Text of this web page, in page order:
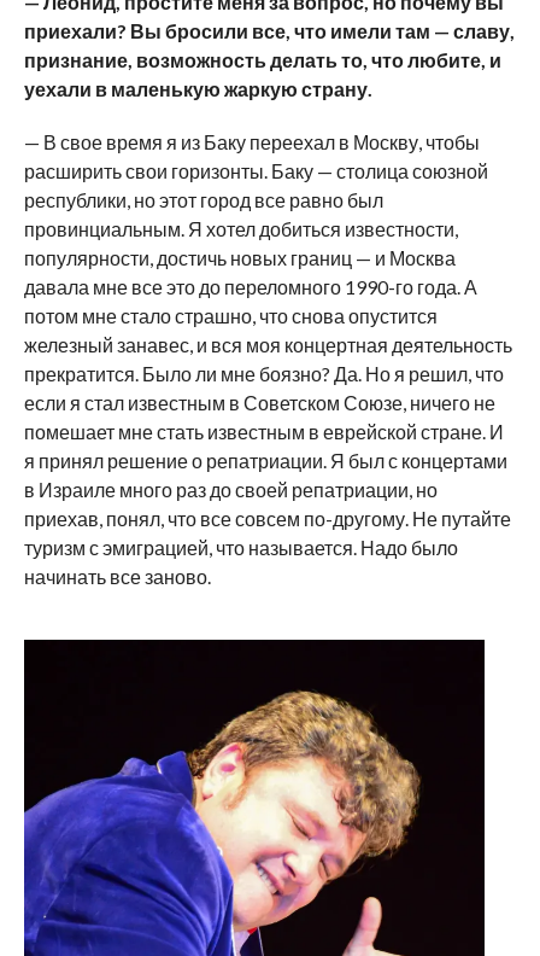
приехали? Вы бросили все, что имели там — славу,
признание, возможность делать то, что любите, и
уехали в маленькую жаркую страну.
— В свое время я из Баку переехал в Москву, чтобы
расширить свои горизонты. Баку — столица союзной
республики, но этот город все равно был
провинциальным. Я хотел добиться известности,
популярности, достичь новых границ — и Москва
давала мне все это до переломного 1990-го года. А
потом мне стало страшно, что снова опустится
железный занавес, и вся моя концертная деятельность
прекратится. Было ли мне боязно? Да. Но я решил, что
если я стал известным в Советском Союзе, ничего не
помешает мне стать известным в еврейской стране. И
я принял решение о репатриации. Я был с концертами
в Израиле много раз до своей репатриации, но
приехав, понял, что все совсем по-другому. Не путайте
туризм с эмиграцией, что называется. Надо было
начинать все заново.